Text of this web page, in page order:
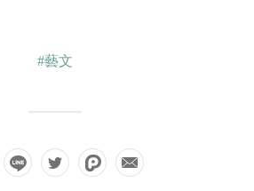
#藝文